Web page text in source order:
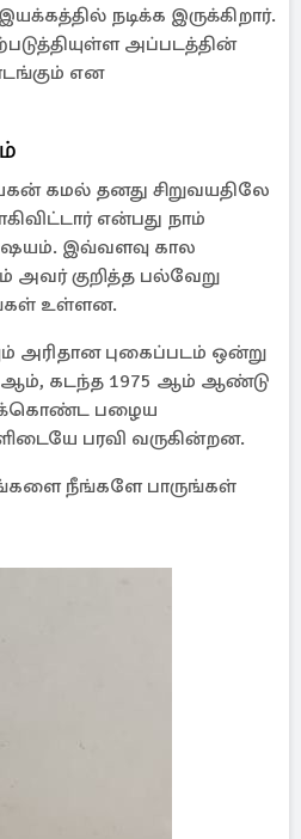
நடிக்க இருக்கிறார்.
அப்படத்தின்
என
கமல் தனது சிறுவயதிலே
என்பது நாம்
இவ்வளவு கால
அவர் குறித்த பல்வேறு
உள்ளன.
அரிதான புகைப்படம் ஒன்று
ஆம், கடந்த 1975 ஆம் ஆண்டு
பழைய
பரவி வருகின்றன.
நீங்களே பாருங்கள்